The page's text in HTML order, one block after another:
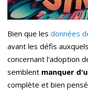
Bien que les données
avant les défis
concernant l'adoption
semblent manquer
complète et bien